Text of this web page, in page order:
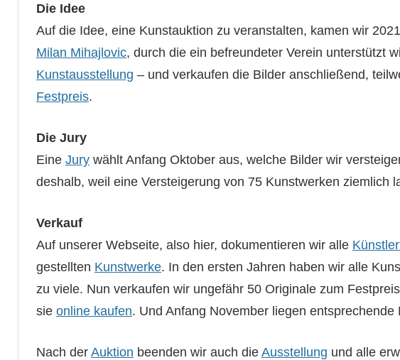
Die Idee
Auf die Idee, eine Kunstauktion zu veranstalten, kamen wir
Milan Mihajlovic, durch die ein befreundeter Verein unterstützt
Kunstausstellung – und verkaufen die Bilder anschließend,
Festpreis.
Die Jury
Eine Jury wählt Anfang Oktober aus, welche Bilder wir
deshalb, weil eine Versteigerung von 75 Kunstwerken ziemlich
Verkauf
Auf unserer Webseite, also hier, dokumentieren wir alle
gestellten Kunstwerke. In den ersten Jahren haben wir alle
zu viele. Nun verkaufen wir ungefähr 50 Originale zum
sie online kaufen. Und Anfang November liegen
Nach der Auktion beenden wir auch die Ausstellung und alle